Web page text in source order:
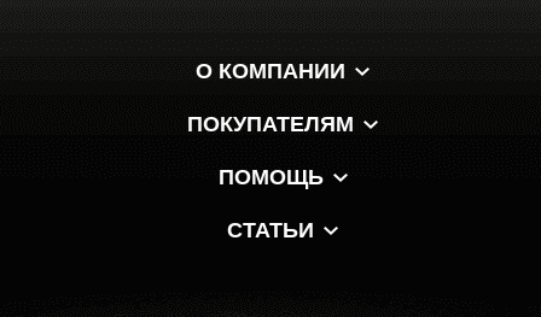
О КОМПАНИИ
ПОКУПАТЕЛЯМ
ПОМОЩЬ
СТАТЬИ